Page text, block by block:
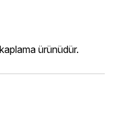
ürünüdür.